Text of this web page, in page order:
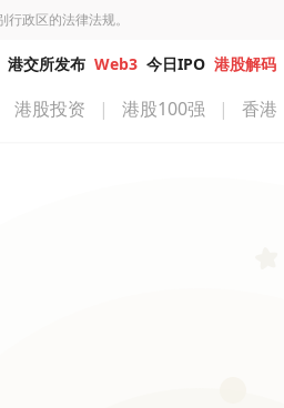
政区的法律法规。
港交所发布 Web3 今日IPO 港股解码
港股投资 | 港股100强 | 香港